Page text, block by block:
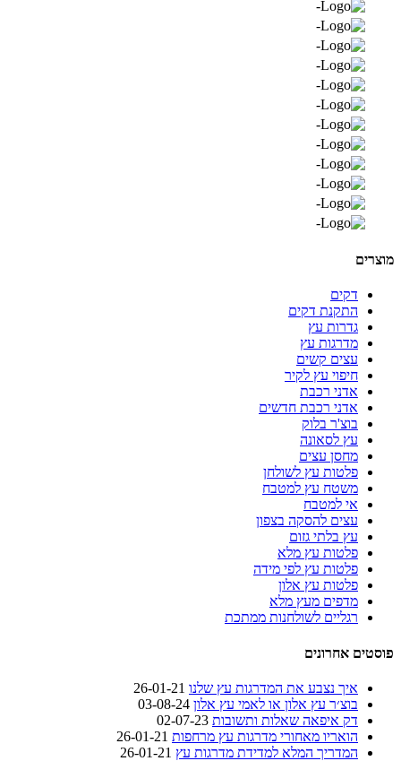
מוצרים
דקים
התקנת דקים
גדרות עץ
מדרגות עץ
עצים קשים
חיפוי עץ לקיר
אדני רכבת
אדני רכבת חדשים
בוצ'ר בלוק
עץ לסאונה
מחסן עצים
פלטות עץ לשולחן
משטח עץ למטבח
אי למטבח
עצים להסקה בצפון
עץ בלתי גזום
פלטות עץ מלא
פלטות עץ לפי מידה
פלטות עץ אלון
מדפים מעץ מלא
רגליים לשולחנות ממתכת
פוסטים אחרונים
איך נצבע את המדרגות עץ שלנו 26-01-21
בוצ׳ר עץ אלון או לאמי עץ אלון 03-08-24
דק איפאה שאלות ותשובות 02-07-23
הואריו מאחורי מדרגות עץ מרחפות 26-01-21
המדריך המלא למדידת מדרגות עץ 26-01-21